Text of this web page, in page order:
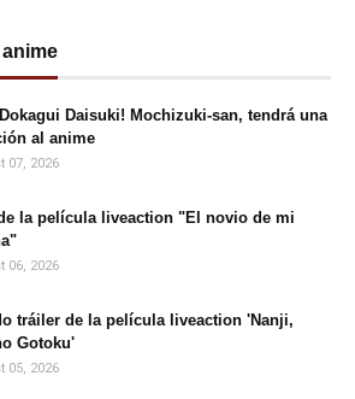
Daisuki! Mochizuki-san, tendrá una
al anime
07, 2026
la película liveaction "El novio de mi
06, 2026
tráiler de la película liveaction 'Nanji,
Gotoku'
05, 2026